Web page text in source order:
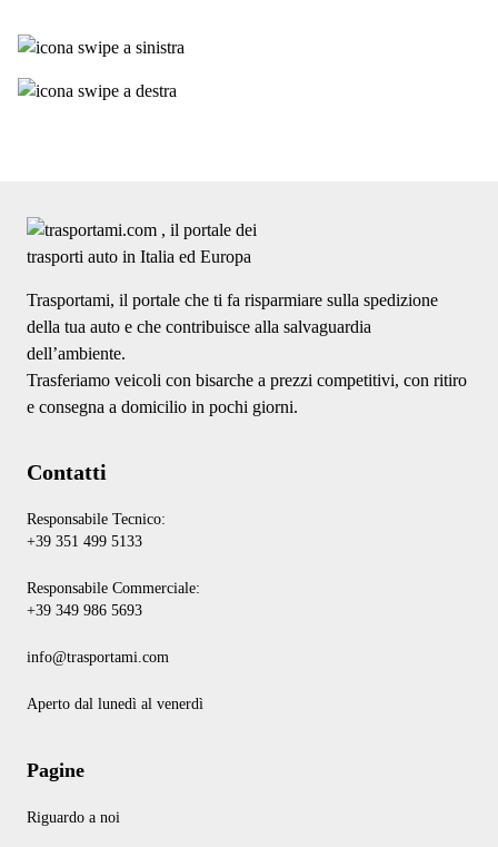
Trasportami, il portale che ti fa risparmiare sulla spedizione
della tua auto e che contribuisce alla salvaguardia
dell’ambiente.
Trasferiamo veicoli con bisarche a prezzi competitivi, con ritiro
e consegna a domicilio in pochi giorni.
Contatti
Responsabile Tecnico:
+39 351 499 5133
Responsabile Commerciale:
+39 349 986 5693
info@trasportami.com
Aperto dal lunedì al venerdì
Pagine
Riguardo a noi